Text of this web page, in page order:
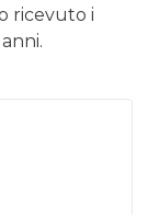
ricevuto i